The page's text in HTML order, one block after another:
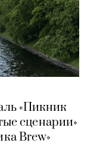
«Пикник
сценарии»
Brew»